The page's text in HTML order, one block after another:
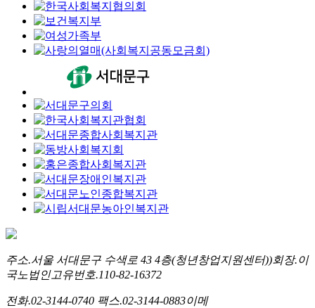
주소.서울 서대문구 수색로 43 4층(청년창업지원센터))회장.이
국노 법인고유번호.110-82-16372
전화.02-3144-0740 팩스.02-3144-0883이메